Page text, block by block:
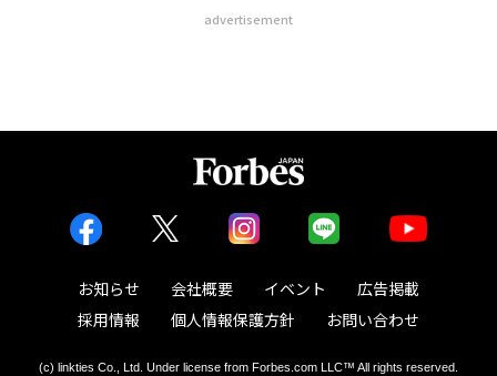
advertisement
お知らせ 会社概要 イベント
広告掲載
採用情報
個人情報保護方針 お問い合わせ
(c) linkties Co., Ltd. Under license from Forbes.com LLC™ All rights reserved.